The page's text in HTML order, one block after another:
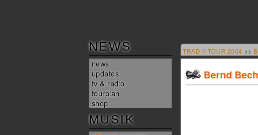
NEWS
news
updates
tv & radio
tourplan
shop
MUSIK
TRAD II TOUR 2004 >>
Bernd